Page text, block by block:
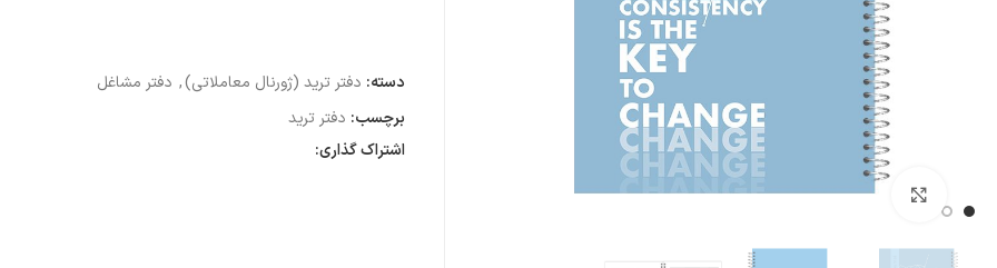
بزرگنمایی تصویر
دسته: دفتر ترید (ژورنال معاملاتی), دفتر مشاغل
برچسب: دفتر ترید
اشتراک گذاری: